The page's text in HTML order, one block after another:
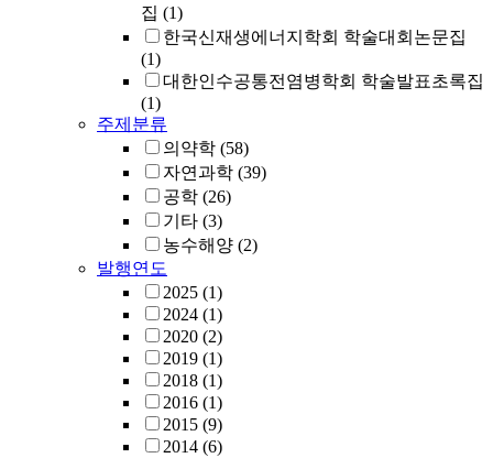
집 (1)
한국신재생에너지학회 학술대회논문집
(1)
대한인수공통전염병학회 학술발표초록집
(1)
주제분류
의약학 (58)
자연과학 (39)
공학 (26)
기타 (3)
농수해양 (2)
발행연도
2025 (1)
2024 (1)
2020 (2)
2019 (1)
2018 (1)
2016 (1)
2015 (9)
2014 (6)